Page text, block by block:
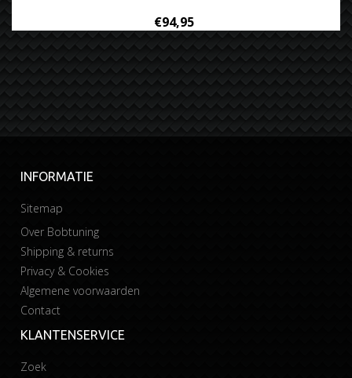
€94,95
INFORMATIE
Sitemap
Over Bobtuning
Shipping & returns
Privacy & Cookies
Algemene voorwaarden
Contact
KLANTENSERVICE
Zoek